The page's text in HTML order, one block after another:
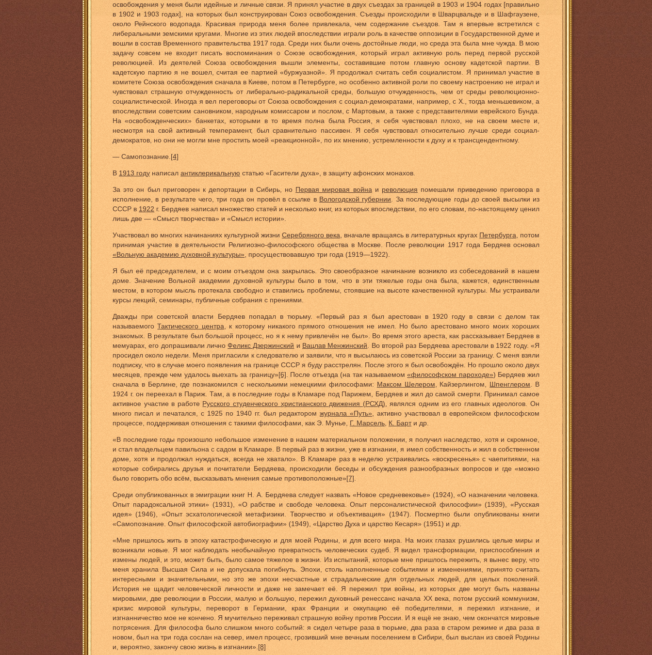
освобождения у меня были идейные и личные связи. Я принял участие в двух съездах за границей в 1903 и 1904 годах [правильно
в 1902 и 1903 годах], на которых был конструирован Союз освобождения. Съезды происходили в Шварцвальде и в Шафгаузене,
около Рейнского водопада. Красивая природа меня более привлекала, чем содержание съездов. Там я впервые встретился с
либеральными земскими кругами. Многие из этих людей впоследствии играли роль в качестве оппозиции в Государственной думе и
вошли в состав Временного правительства 1917 года. Среди них были очень достойные люди, но среда эта была мне чужда. В мою
задачу совсем не входит писать воспоминания о Союзе освобождения, который играл активную роль перед первой русской
революцией. Из деятелей Союза освобождения вышли элементы, составившие потом главную основу кадетской партии. В
кадетскую партию я не вошел, считая ее партией «буржуазной». Я продолжал считать себя социалистом. Я принимал участие в
комитете Союза освобождения сначала в Киеве, потом в Петербурге, но особенно активной роли по своему настроению не играл и
чувствовал страшную отчужденность от либерально-радикальной среды, большую отчужденность, чем от среды революционно-
социалистической. Иногда я вел переговоры от Союза освобождения с социал-демократами, например, с X., тогда меньшевиком, а
впоследствии советским сановником, народным комиссаром и послом, с Мартовым, а также с представителями еврейского Бунда.
На «освобожденческих» банкетах, которыми в то время полна была Россия, я себя чувствовал плохо, не на своем месте и,
несмотря на свой активный темперамент, был сравнительно пассивен. Я себя чувствовал относительно лучше среди социал-
демократов, но они не могли мне простить моей «реакционной», по их мнению, устремленности к духу и к трансцендентному.
— Самопознание. [4]
В 1913 году написал антиклерикальную статью «Гасители духа», в защиту афонских монахов.
За это он был приговорен к депортации в Сибирь, но Первая мировая война и революция помешали приведению приговора в
исполнение, в результате чего, три года он провёл в ссылке в Вологодской губернии . За последующие годы до своей высылки из
СССР в 1922 г. Бердяев написал множество статей и несколько книг, из которых впоследствии, по его словам, по-настоящему ценил
лишь две — «Смысл творчества» и «Смысл истории».
Участвовал во многих начинаниях культурной жизни Серебряного века , вначале вращаясь в литературных кругах Петербурга , потом
принимая участие в деятельности Религиозно-философского общества в Москве. После революции 1917 года Бердяев основал
«Вольную академию духовной культуры» , просуществовавшую три года (1919—1922).
Я был её председателем, и с моим отъездом она закрылась. Это своеобразное начинание возникло из собеседований в нашем
доме. Значение Вольной академии духовной культуры было в том, что в эти тяжелые годы она была, кажется, единственным
местом, в котором мысль протекала свободно и ставились проблемы, стоявшие на высоте качественной культуры. Мы устраивали
курсы лекций, семинары, публичные собрания с прениями.
Дважды при советской власти Бердяев попадал в тюрьму. «Первый раз я был арестован в 1920 году в связи с делом так
называемогоТактического центра , к которому никакого прямого отношения не имел. Но было арестовано много моих хороших
знакомых. В результате был большой процесс, но я к нему привлечён не был». Во время этого ареста, как рассказывает Бердяев в
мемуарах, его допрашивали личноФеликс Дзержинский и Вацлав Менжинский . Во второй раз Бердяева арестовали в 1922 году. «Я
просидел около недели. Меня пригласили к следователю и заявили, что я высылаюсь из советской России за границу. С меня взяли
подписку, что в случае моего появления на границе СССР я буду расстрелян. После этого я был освобождён. Но прошло около двух
месяцев, прежде чем удалось выехать за границу»[6] . После отъезда (на так называемом«философском пароходе») Бердяев жил
сначала в Берлине, где познакомился с несколькими немецкими философами: Максом Шелером , Кайзерлингом, Шпенглером . В
1924 г. он переехал в Париж. Там, а в последние годы в Кламаре под Парижем, Бердяев и жил до самой смерти. Принимал самое
активное участие в работе Русского студенческого христианского движения (РСХД) , являлся одним из его главных идеологов. Он
много писал и печатался, с 1925 по 1940 гг. был редактором журнала «Путь» , активно участвовал в европейском философском
процессе, поддерживая отношения с такими философами, как Э. Мунье, Г. Марсель К. Барти др.
«В последние годы произошло небольшое изменение в нашем материальном положении, я получил наследство, хотя и скромное,
и стал владельцем павильона с садом в Кламаре. В первый раз в жизни, уже в изгнании, я имел собственность и жил в собственном
доме, хотя и продолжал нуждаться, всегда не хватало». В Кламаре раз в неделю устраивались «воскресенья» с чаепитиями, на
которые собирались друзья и почитатели Бердяева, происходили беседы и обсуждения разнообразных вопросов и где «можно
было говорить обо всём, высказывать мнения самые противоположные»[7]
Среди опубликованных в эмиграции книг Н. А. Бердяева следует назвать «Новое средневековье» (1924), «О назначении человека.
Опыт парадоксальной этики» (1931), «О рабстве и свободе человека. Опыт персоналистической философии» (1939), «Русская
идея» (1946), «Опыт эсхатологической метафизики. Творчество и объективация» (1947). Посмертно были опубликованы книги
«Самопознание. Опыт философской автобиографии» (1949), «Царство Духа и царство Кесаря» (1951) и др.
«Мне пришлось жить в эпоху катастрофическую и для моей Родины, и для всего мира. На моих глазах рушились целые миры и
возникали новые. Я мог наблюдать необычайную превратность человеческих судеб. Я видел трансформации, приспособления и
измены людей, и это, может быть, было самое тяжелое в жизни. Из испытаний, которые мне пришлось пережить, я вынес веру, что
меня хранила Высшая Сила и не допускала погибнуть. Эпохи, столь наполненные событиями и изменениями, принято считать
интересными и значительными, но это же эпохи несчастные и страдальческие для отдельных людей, для целых поколений.
История не щадит человеческой личности и даже не замечает её. Я пережил три войны, из которых две могут быть названы
мировыми, две революции в России, малую и большую, пережил духовный ренессанс начала XX века, потом русский коммунизм,
кризис мировой культуры, переворот в Германии, крах Франции и оккупацию её победителями, я пережил изгнание, и
изгнанничество мое не кончено. Я мучительно переживал страшную войну против России. И я ещё не знаю, чем окончатся мировые
потрясения. Для философа было слишком много событий: я сидел четыре раза в тюрьме, два раза в старом режиме и два раза в
новом, был на три года сослан на север, имел процесс, грозивший мне вечным поселением в Сибири, был выслан из своей Родины
и, вероятно, закончу свою жизнь в изгнании». [8]